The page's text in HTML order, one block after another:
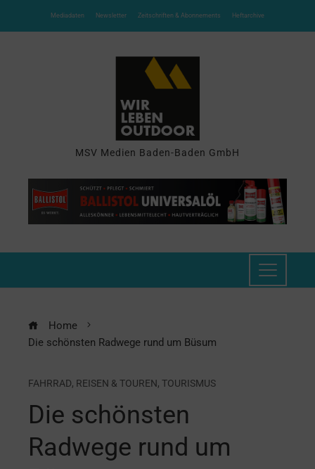
Mediadaten Newsletter Zeitschriften & Abonnements Heftarchive
MSV Medien Baden-Baden GmbH
Home
Die schönsten Radwege rund um Büsum
FAHRRAD, REISEN & TOUREN, TOURISMUS
Die schönsten
Radwege rund um